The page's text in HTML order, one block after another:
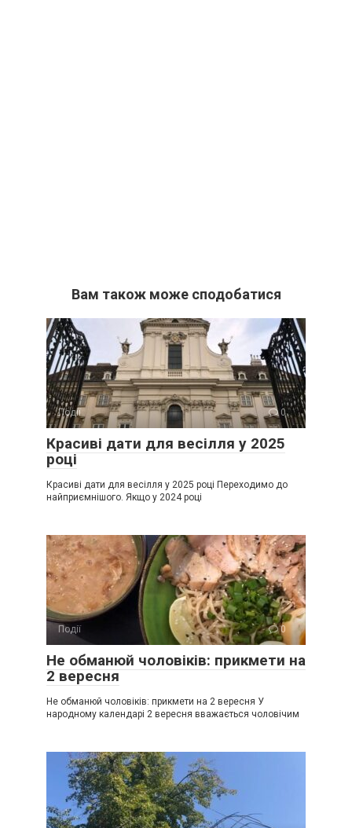
Вам також може сподобатися
Події 0
Красиві дати для весілля у 2025
році
Красиві дати для весілля у 2025 році Переходимо до
найприємнішого. Якщо у 2024 році
Події 0
Не обманюй чоловіків: прикмети на
2 вересня
Не обманюй чоловіків: прикмети на 2 вересня У
народному календарі 2 вересня вважається чоловічим